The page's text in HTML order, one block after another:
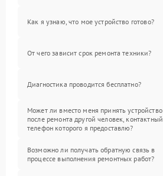
Как я узнаю, что мое устройство готово?
От чего зависит срок ремонта техники?
Диагностика проводится бесплатно?
Может ли вместо меня принять устройство
после ремонта другой человек, контактный
телефон которого я предоставлю?
Возможно ли получать обратную связь в
процессе выполнения ремонтных работ?